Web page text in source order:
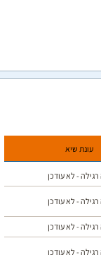
עונת שיא
רגילה - לא עודכן
רגילה - לא עודכן
רגילה - לא עודכן
רגילה - לא עודכן